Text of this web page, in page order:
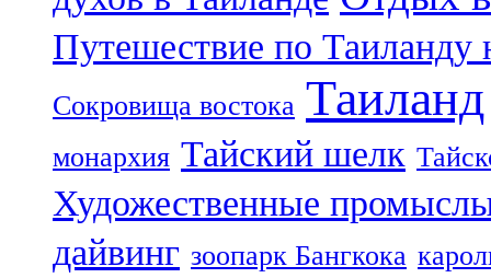
Путешествие по Таиланду
Сокровища востока Таиланд
монархия Тайский шелк
Художественные
дайвинг зоопарк Бангкока